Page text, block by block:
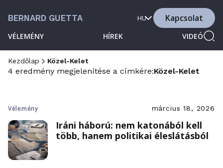
BERNARD GUETTA
VÉLEMÉNY HÍREK VIDEÓ
HU Kapcsolat
Kezdőlap Közel-Kelet
4 eredmény megjelenítése a címkére:Közel-Kelet
Vélemény március 18, 2026
Iráni háború: nem katonából kell
több, hanem politikai éleslátásból